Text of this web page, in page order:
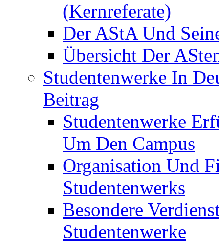
(Kernreferate)
Der AStA Und
Übersicht Der
Studentenwerke In
Beitrag
Studentenwerke
Um Den Campus
Organisation Und
Studentenwerks
Besondere
Studentenwerke